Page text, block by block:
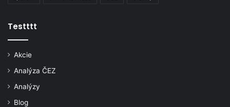
Testttt
Akcie
Analýza ČEZ
Analýzy
Blog